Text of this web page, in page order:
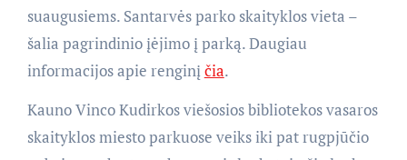
suaugusiems. Santarvės parko skaityklos vieta –
šalia pagrindinio įėjimo į parką. Daugiau
informacijos apie renginįčia.
Kauno Vinco Kudirkos viešosios bibliotekos vasaros
skaityklos miesto parkuose veiks iki pat rugpjūčio